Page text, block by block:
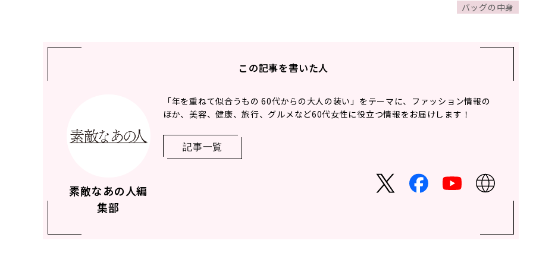
バッグの中身
この記事を書いた人
素敵なあの人編
集部
「年を重ねて似合うもの 60代からの大人の装い」をテーマに、ファッション情報の
ほか、美容、健康、旅行、グルメなど60代女性に役立つ情報をお届けします！
記事一覧